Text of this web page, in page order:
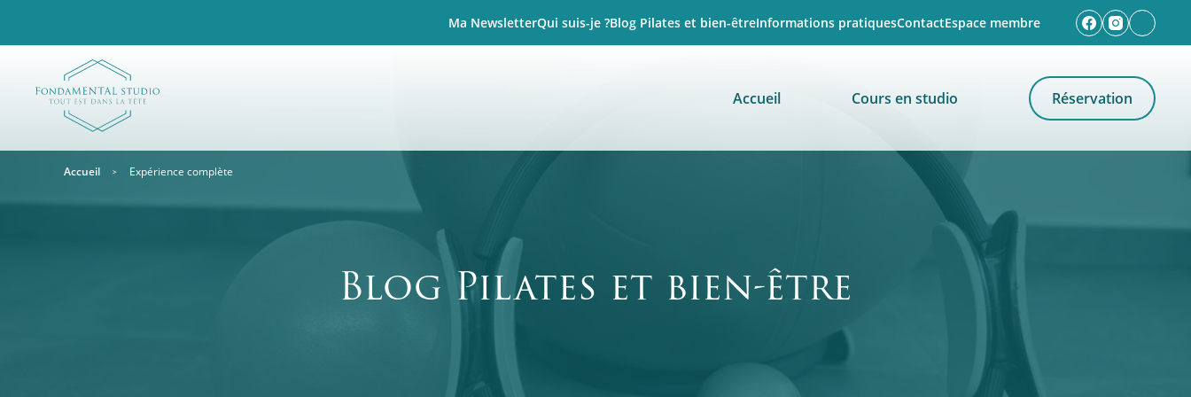
Ma NewsletterQui suis-je ?Blog Pilates et bien-êtreInformations pratiquesContactEspace membre
Accueil Cours en studio Réservation
Accueil Expérience complète
Blog Pilates et bien-être